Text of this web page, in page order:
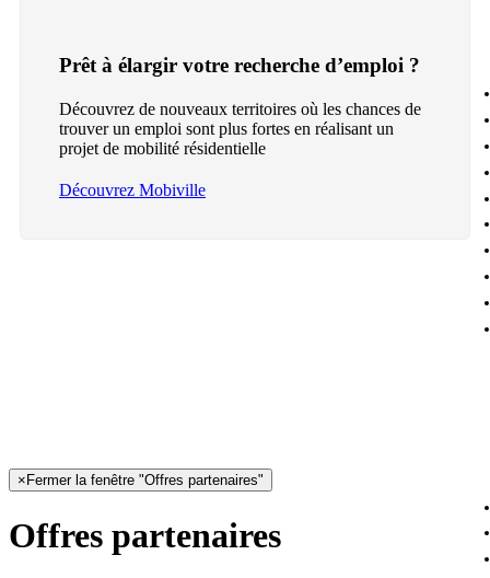
Prêt à élargir votre recherche d’emploi ?
Découvrez de nouveaux territoires où les chances de
trouver un emploi sont plus fortes en réalisant un
projet de mobilité résidentielle
Découvrez Mobiville
× Fermer la fenêtre "Offres partenaires"
Offres partenaires